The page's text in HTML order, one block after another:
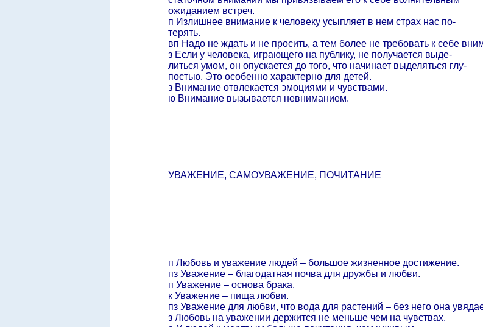
ожиданием встреч.
п Излишнее внимание к человеку усыпляет в нем страх нас по-
терять.
вп Надо не ждать и не просить, а тем более не требовать к себе
з Если у человека, играющего на публику, не получается выде-
литься умом, он опускается до того, что начинает выделяться глу-
постью. Это особенно характерно для детей.
з Внимание отвлекается эмоциями и чувствами.
ю Внимание вызывается невниманием.
УВАЖЕНИЕ, САМОУВАЖЕНИЕ, ПОЧИТАНИЕ
п Любовь и уважение людей – большое жизненное достижение.
пз Уважение – благодатная почва для дружбы и любви.
п Уважение – основа брака.
к Уважение – пища любви.
пз Уважение для любви, что вода для растений – без него она
з Любовь на уважении держится не меньше чем на чувствах.